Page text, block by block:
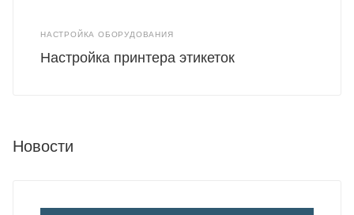
НАСТРОЙКА ОБОРУДОВАНИЯ
Настройка принтера этикеток
Новости